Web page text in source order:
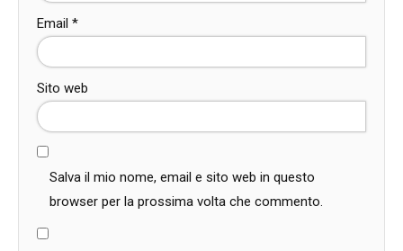
Email *
Sito web
Salva il mio nome, email e sito web in questo
browser per la prossima volta che commento.